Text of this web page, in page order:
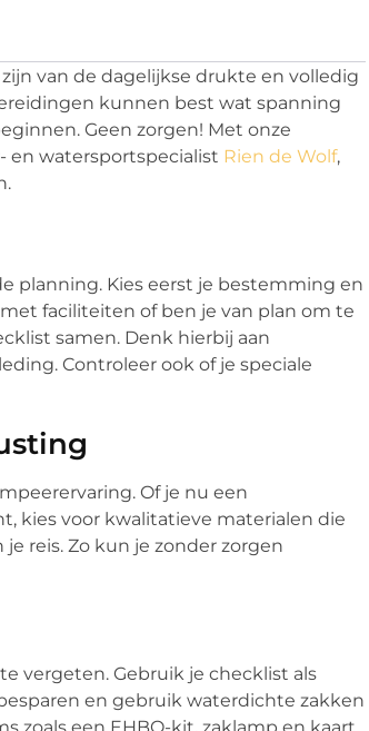
van de dagelijkse drukte en volledig
kunnen best wat spanning
Geen zorgen! Met onze
en watersportspecialist Rien de Wolf,
planning. Kies eerst je bestemming en
faciliteiten of ben je van plan om te
samen. Denk hierbij aan
Controleer ook of je speciale
Of je nu een
kies voor kwalitatieve materialen die
reis. Zo kun je zonder zorgen
vergeten. Gebruik je checklist als
en gebruik waterdichte zakken